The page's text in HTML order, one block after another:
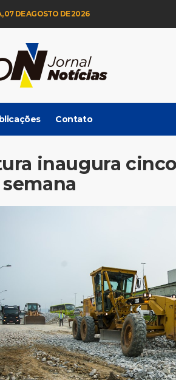
07 DE AGOSTO DE 2026
Contato
inaugura